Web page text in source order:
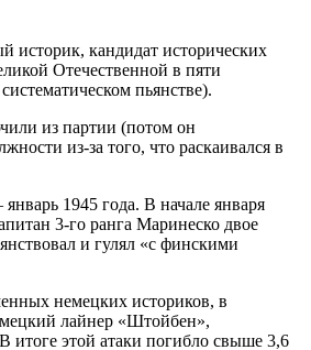
историк, кандидат исторических
Отечественной в пяти
пьянстве).
из партии (потом он
из-за того, что раскаивался в
1945 года. В начале января
3-го ранга Маринеско двое
и гулял «с финскими
немецких историков, в
лайнер «Штойбен»,
итоге этой атаки погибло свыше 3,6